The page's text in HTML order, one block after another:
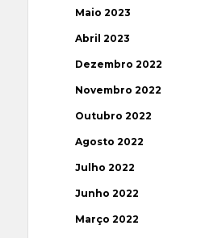
Maio 2023
Abril 2023
Dezembro 2022
Novembro 2022
Outubro 2022
Agosto 2022
Julho 2022
Junho 2022
Março 2022